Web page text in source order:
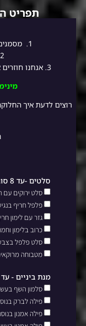
תפריט
1.
2.
3. אנחנו חוזרים אליכם במהירות לסגירת ההזמנה!
רוצים לדעת איך
סלטים -עד 8 סוגים לבחירה
סלט ירוקים עם
פלפל חריף
גזר עם לימון
כרוב בלימון
סלט פלפל
מטבוחה
מנת ביניים - עד 2 סוגים לבחירה (חצי-חצי)
סלמון השף
פילה לברק
פילה אמנון